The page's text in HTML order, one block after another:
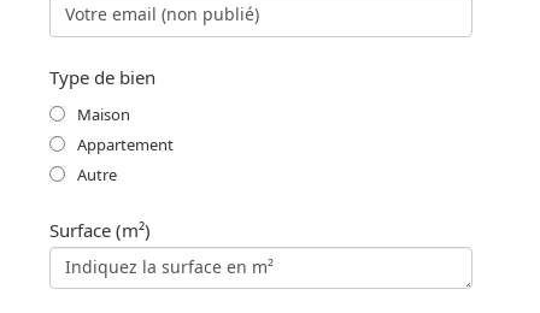
Type de bien
Maison
Appartement
Autre
Surface (m²)